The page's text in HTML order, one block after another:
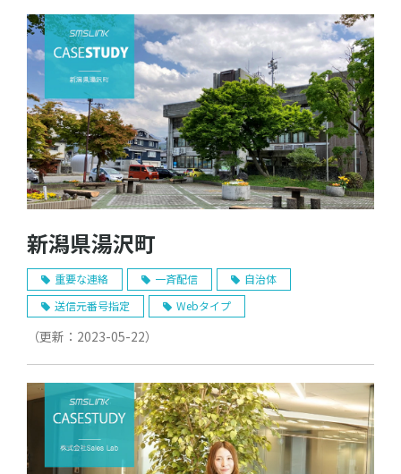
新潟県湯沢町
重要な連絡 一斉配信
自治体
送信元番号指定
Webタイプ
（更新： 2023-05-22）